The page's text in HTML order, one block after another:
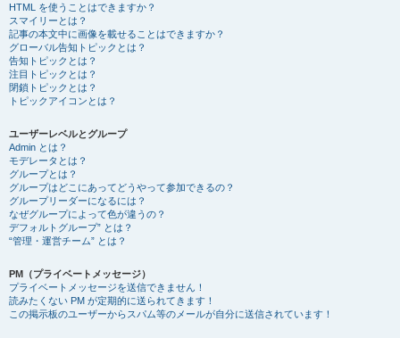
HTML を使うことはできますか？
スマイリーとは？
記事の本文中に画像を載せることはできますか？
グローバル告知トピックとは？
告知トピックとは？
注目トピックとは？
閉鎖トピックとは？
トピックアイコンとは？
ユーザーレベルとグループ
Admin とは？
モデレータとは？
グループとは？
グループはどこにあってどうやって参加できるの？
グループリーダーになるには？
なぜグループによって色が違うの？
デフォルトグループ” とは？
“管理・運営チーム” とは？
PM（プライベートメッセージ）
プライベートメッセージを送信できません！
読みたくない PM が定期的に送られてきます！
この掲示板のユーザーからスパム等のメールが自分に送信されています！